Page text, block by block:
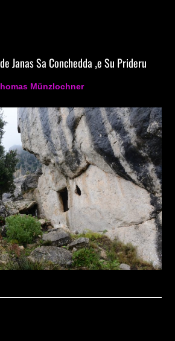
Janas Sa Conchedda ‚e Su Prideru
Münzlochner